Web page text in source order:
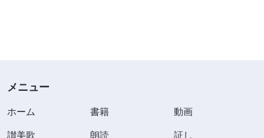
メニュー
ホーム 書籍
動画
讃美歌
朗読
証し